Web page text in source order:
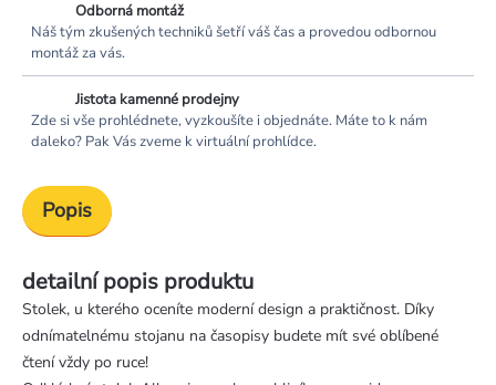
Odborná montáž
Náš tým zkušených techniků šetří váš čas a provedou odbornou
montáž za vás.
Jistota kamenné prodejny
Zde si vše prohlédnete, vyzkoušíte i objednáte. Máte to k nám
daleko? Pak Vás zveme k virtuální prohlídce.
Popis
detailní popis produktu
Stolek, u kterého oceníte moderní design a praktičnost. Díky
odnímatelnému stojanu na časopisy budete mít své oblíbené
čtení vždy po ruce!